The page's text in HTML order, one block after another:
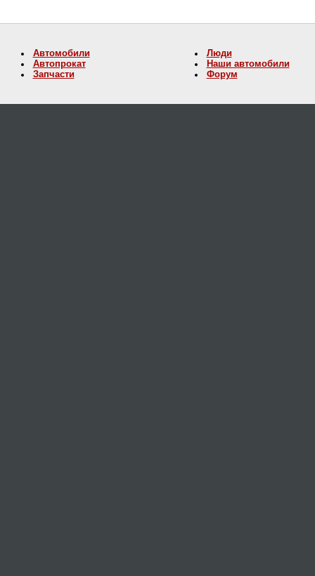
Автомобили
Автопрокат
Запчасти
Люди
Наши автомобили
Форум